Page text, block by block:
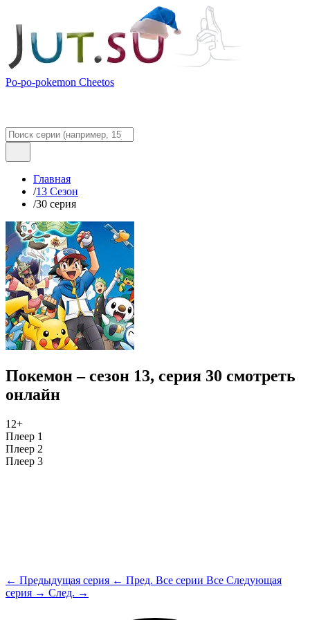
Po-po-pokemon Cheetos
Главная
/13 Сезон
/30 серия
Покемон – сезон 13, серия 30 смотреть
онлайн
12+
Плеер 1
Плеер 2
Плеер 3
← Предыдущая серия ← Пред. Все серии Все Следующая
серия → След. →